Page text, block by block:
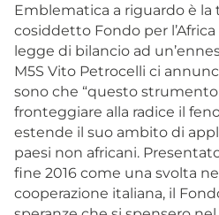
Emblematica a riguardo è la
cosiddetto Fondo per
legge di bilancio ad
M5S Vito Petrocelli ci
sono che “questo
fronteggiare alla radice il
estende il suo ambito di
paesi non africani.
fine 2016 come una svolta
cooperazione italiana, il